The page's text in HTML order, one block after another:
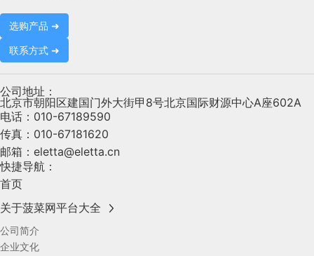
选购产品 ➜
联系方式 ➜
公司地址：
北京市朝阳区建国门外大街甲8号北京国际财源中心A座602A
电话： 010-67189590
传真： 010-67181620
邮箱： eletta@eletta.cn
快捷导航：
首页
关于菠菜网平台大全
公司简介
企业文化